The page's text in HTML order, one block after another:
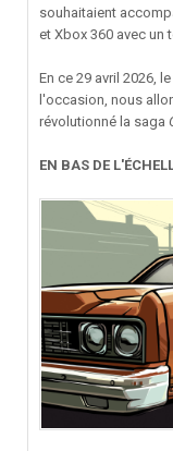
souhaitaient
et Xbox 360 avec un
En ce 29 avril 2026,
l'occasion, nous
révolutionné la saga
EN BAS DE